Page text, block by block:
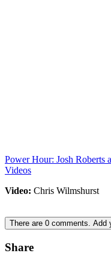
Power Hour: Josh Roberts
Videos
Video: Chris Wilmshurst
There are 0 comments. Add
Share